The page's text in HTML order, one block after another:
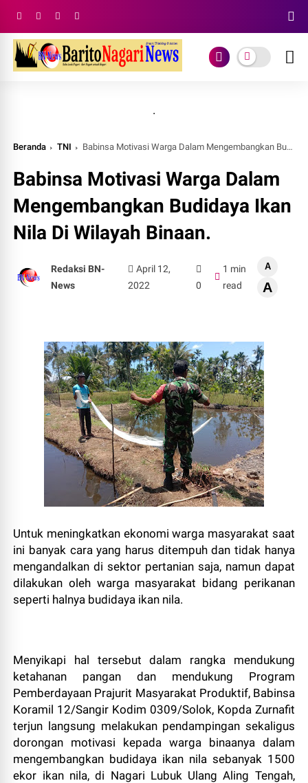
.
Beranda TNI Babinsa Motivasi Warga Dalam Mengembangkan Budidaya Ikan Nila Di Wilayah Binaan.
Babinsa Motivasi Warga Dalam
Mengembangkan Budidaya Ikan
Nila Di Wilayah Binaan.
Redaksi BN-
News
April 12,
2022
0
1 min
read
A
A
Untuk meningkatkan ekonomi warga masyarakat saat
ini banyak cara yang harus ditempuh dan tidak hanya
mengandalkan di sektor pertanian saja, namun dapat
dilakukan oleh warga masyarakat bidang perikanan
seperti halnya budidaya ikan nila.
Menyikapi hal tersebut dalam rangka mendukung
ketahanan pangan dan mendukung Program
Pemberdayaan Prajurit Masyarakat Produktif, Babinsa
Koramil 12/Sangir Kodim 0309/Solok, Kopda Zurnafit
terjun langsung melakukan pendampingan sekaligus
dorongan motivasi kepada warga binaanya dalam
mengembangkan budidaya ikan nila sebanyak 1500
ekor ikan nila, di Nagari Lubuk Ulang Aling Tengah,